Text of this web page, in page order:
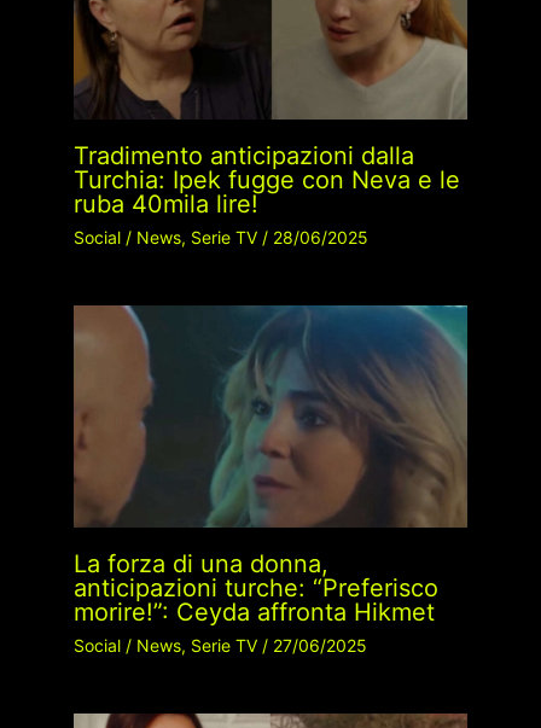
Tradimento anticipazioni dalla
Turchia: Ipek fugge con Neva e le
ruba 40mila lire!
Social/ News, Serie TV/ 28/06/2025
La forza di una donna,
anticipazioni turche: “Preferisco
morire!”: Ceyda affronta Hikmet
Social/ News, Serie TV/ 27/06/2025